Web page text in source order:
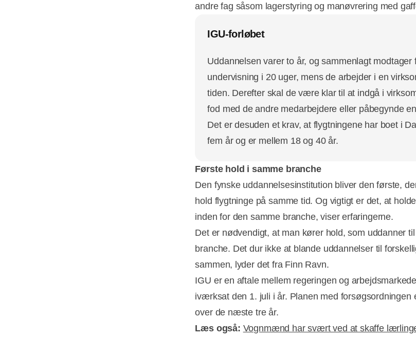
andre fag såsom lagerstyring og manøvrering med
IGU-forløbet
Uddannelsen varer to år, og sammenlagt modtager
undervisning i 20 uger, mens de arbejder i en
tiden. Derefter skal de være klar til at indgå i
fod med de andre medarbejdere eller påbegynde
Det er desuden et krav, at flygtningene har boet i
fem år og er mellem 18 og 40 år.
Første hold i samme branche
Den fynske uddannelsesinstitution bliver den første,
hold flygtninge på samme tid. Og vigtigt er det, at
inden for den samme branche, viser erfaringerne.
Det er nødvendigt, at man kører hold, som uddanner
branche. Det dur ikke at blande uddannelser til
sammen, lyder det fra Finn Ravn.
IGU er en aftale mellem regeringen og
iværksat den 1. juli i år. Planen med forsøgsordningen
over de næste tre år.
Læs også: Vognmænd har svært ved at skaffe